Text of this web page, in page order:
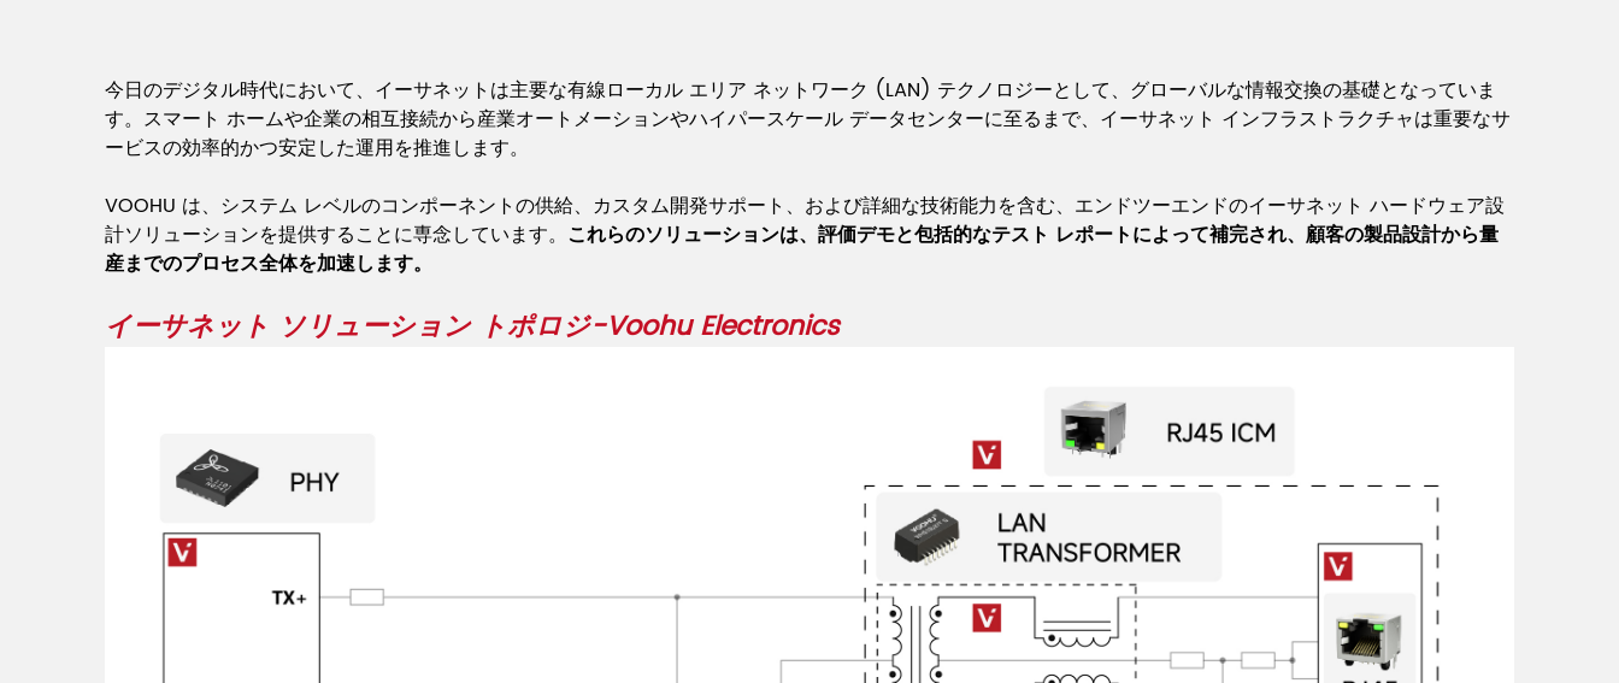
今日のデジタル時代において、イーサネットは主要な有線ローカル エリア ネットワーク (LAN) テクノロジーとして、グローバルな情報交換の基礎となっていま
す。スマート ホームや企業の相互接続から産業オートメーションやハイパースケール データセンターに至るまで、イーサネット インフラストラクチャは重要なサ
ービスの効率的かつ安定した運用を推進します。
VOOHU は、システム レベルのコンポーネントの供給、カスタム開発サポート、および詳細な技術能力を含む、エンドツーエンドのイーサネット ハードウェア設
計ソリューションを提供することに専念しています。 これらのソリューションは、評価デモと包括的なテスト レポートによって補完され、顧客の製品設計から量
産までのプロセス全体を加速します。
イーサネット ソリューション トポロジ-Voohu Electronics